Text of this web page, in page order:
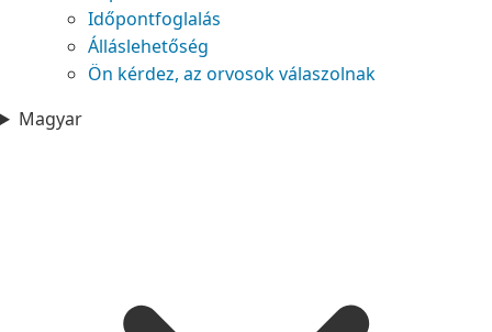
Időpontfoglalás
Álláslehetőség
Ön kérdez, az orvosok válaszolnak
Magyar